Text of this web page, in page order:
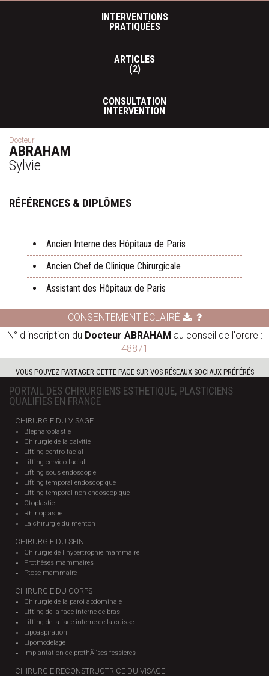
INTERVENTIONS
PRATIQUÉES
ARTICLES
(2)
CONSULTATION
INTERVENTION
Docteur
ABRAHAM
Sylvie
RÉFÉRENCES & DIPLÔMES
Ancien Interne des Hôpitaux de Paris
Ancien Chef de Clinique Chirurgicale
Assistant des Hôpitaux de Paris
CONSENTEMENT ÉCLAIRÉ
N° d'inscription du Docteur ABRAHAM au conseil de l'ordre :
48871
VOUS POUVEZ PARTAGER CETTE PAGE SUR VOS RÉSEAUX SOCIAUX PRÉFÉRÉS
PORTAIL DES CHIRURGIENS ESTHETIQUE, PLASTICIENS
QUALIFIES EN FRANCE
CHIRURGIE DU VISAGE
Blepharoplastie
Chirurgie de la calvitie
Lifting centro-facial
Lifting cervico-facial
Lifting sous endoscopie
Lifting temporal endoscopique
Lifting temporal non endoscopique
Otoplastie
Rhinoplastie
La chirurgie du menton
CHIRURGIE DU SEIN
Chirurgie de l'hypertrophie mammaire
Prothèses mammaires
Ptose mammaire
CHIRURGIE DU CORPS
Chirurgie de la paroi abdominale
Lifting de la face interne de bras
Lifting de la face interne de la cuisse
Lipoaspiration
Lipomodelage
Implantation de prothÃ¨ses fessieres
CHIRURGIE RECONSTRUCTRICE DU VISAGE